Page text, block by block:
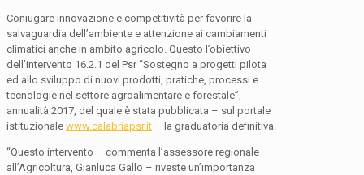
Coniugare innovazione e competitività per favorire la
salvaguardia dell’ambiente e attenzione ai cambiamenti
climatici anche in ambito agricolo. Questo l’obiettivo
dell’intervento 16.2.1 del Psr “Sostegno a progetti pilota
ed allo sviluppo di nuovi prodotti, pratiche, processi e
tecnologie nel settore agroalimentare e forestale”,
annualità 2017, del quale è stata pubblicata – sul portale
istituzionale www.calabriapsr.it – la graduatoria definitiva.
“Questo intervento – commenta l’assessore regionale
all’Agricoltura, Gianluca Gallo – riveste un’importanza